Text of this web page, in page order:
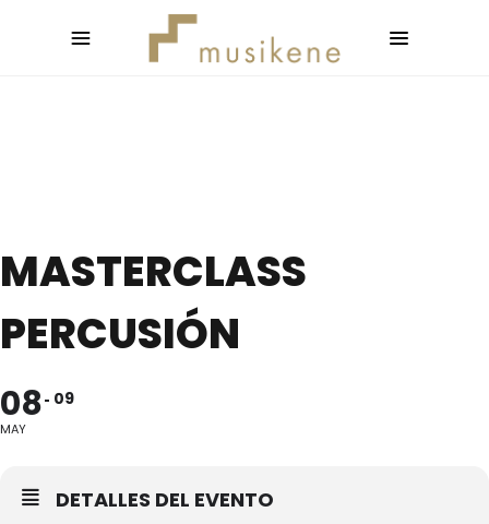
MASTERCLASS
PERCUSIÓN
08
MAY
09
DETALLES DEL EVENTO